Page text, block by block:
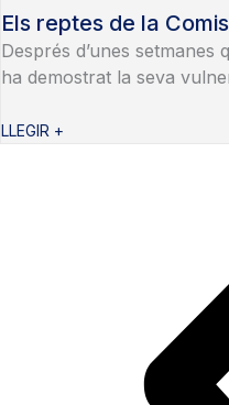
Els reptes de la
Després d’unes
ha demostrat la seva
LLEGIR +